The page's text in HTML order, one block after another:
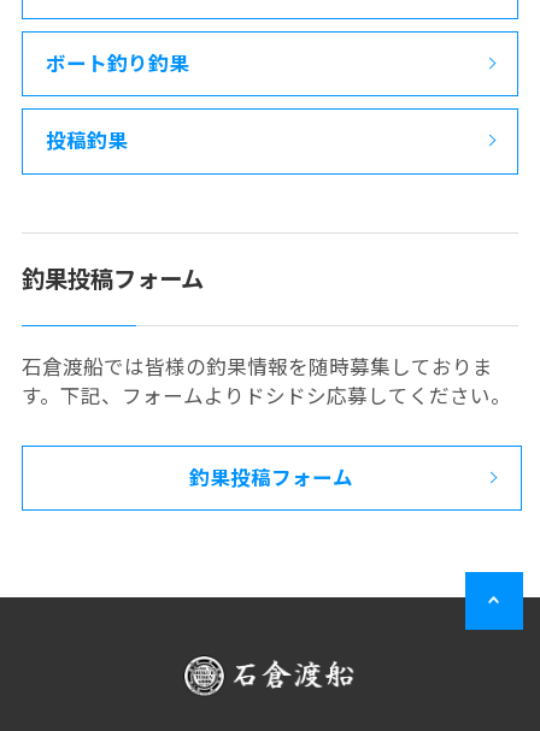
ボート釣り釣果
投稿釣果
釣果投稿フォーム
石倉渡船では皆様の釣果情報を随時募集しておりま
す。下記、フォームよりドシドシ応募してください。
釣果投稿フォーム